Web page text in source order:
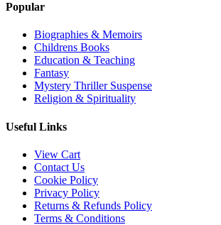
Popular
Biographies & Memoirs
Childrens Books
Education & Teaching
Fantasy
Mystery Thriller Suspense
Religion & Spirituality
Useful Links
View Cart
Contact Us
Cookie Policy
Privacy Policy
Returns & Refunds Policy
Terms & Conditions